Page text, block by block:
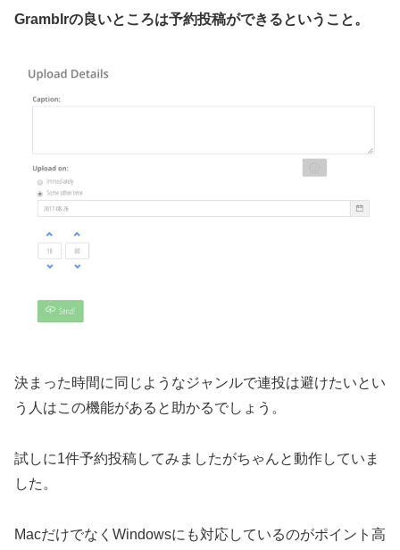
Gramblrの良いところは予約投稿ができるということ。
決まった時間に同じようなジャンルで連投は避けたいとい
う人はこの機能があると助かるでしょう。
試しに1件予約投稿してみましたがちゃんと動作していま
した。
MacだけでなくWindowsにも対応しているのがポイント高